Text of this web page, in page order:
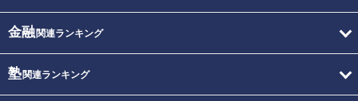
金融関連ランキング
塾関連ランキング